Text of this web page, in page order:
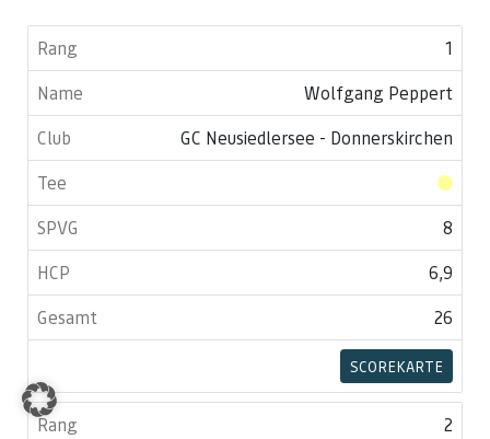
1
Wolfgang Peppert
GC Neusiedlersee - Donnerskirchen
8
6,9
26
SCOREKARTE
2